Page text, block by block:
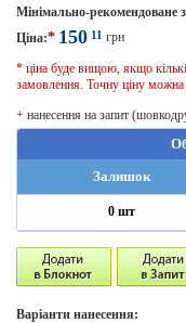
Мінімально-рекомендоване
Ціна:* 150 11 грн
* ціна буде вищою, якщо
замовлення. Точну ціну
+ нанесення на запит
Залишок
0 шт
Варіанти нанесення: